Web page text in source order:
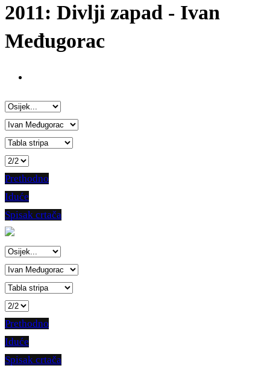
2011: Divlji zapad - Ivan
Međugorac
Prethodno
Iduće
Spisak crtača
Prethodno
Iduće
Spisak crtača